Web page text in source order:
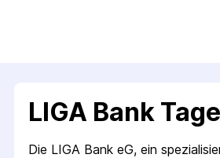
LIGA Bank
Die LIGA Bank eG, ein